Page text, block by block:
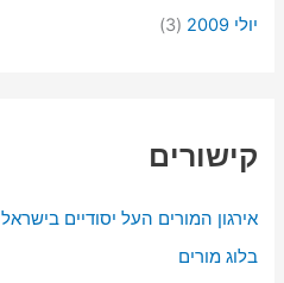
יולי 2009
(3)
קישורים
אירגון המורים העל יסודיים בישראל
בלוג מורים